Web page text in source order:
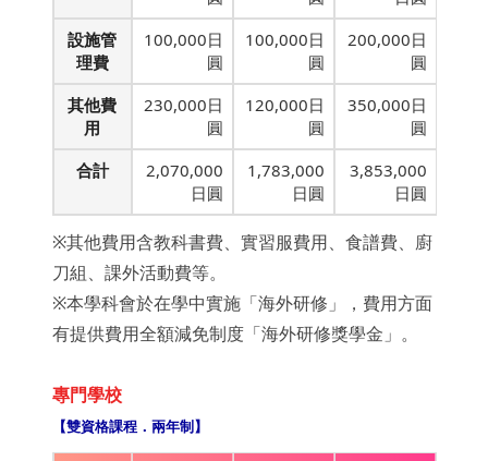
設施管
理費
100,000日
圓
100,000日
圓
200,000日
圓
其他費
用
230,000日
圓
120,000日
圓
350,000日
圓
合計
2,070,000
日圓
1,783,000
日圓
3,853,000
日圓
※其他費用含教科書費、實習服費用、食譜費、廚
刀組、課外活動費等。
※本學科會於在學中實施「海外研修」，費用方面
有提供費用全額減免制度「海外研修獎學金」。
專門學校
【雙資格課程．兩年制】